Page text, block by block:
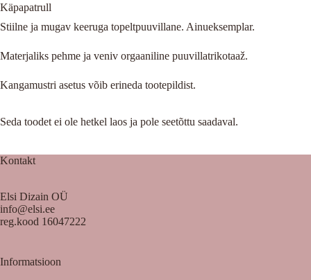
Käpapatrull
Stiilne ja mugav keeruga topeltpuuvillane. Ainueksemplar.
Materjaliks pehme ja veniv orgaaniline puuvillatrikotaaž.
Kangamustri asetus võib erineda tootepildist.
Seda toodet ei ole hetkel laos ja pole seetõttu saadaval.
Kontakt
Elsi Dizain OÜ
info@elsi.ee
reg.kood 16047222
Informatsioon